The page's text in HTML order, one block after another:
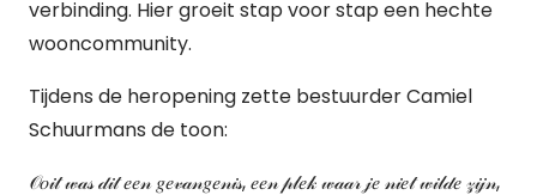
verbinding. Hier groeit stap voor stap een hechte
wooncommunity.
Tijdens de heropening zette bestuurder Camiel
Schuurmans de toon:
𝒪𝑜𝒾𝓉 𝓌𝒶𝓈 𝒹𝒾𝓉 𝑒𝑒𝓃 𝑔𝑒𝓋𝒶𝓃𝑔𝑒𝓃𝒾𝓈, 𝑒𝑒𝓃 𝓅𝓁𝑒𝓀 𝓌𝒶𝒶𝓇 𝒿𝑒 𝓃𝒾𝑒𝓉 𝓌𝒾𝓁𝒹𝑒 𝓏𝒾𝒿𝓃,